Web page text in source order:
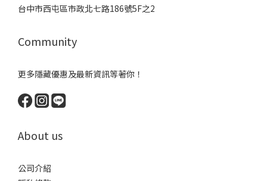
台中市西屯區市政北七路186號5F之2
Community
更多隱藏優惠及最新資訊等著你！
About us
公司介紹